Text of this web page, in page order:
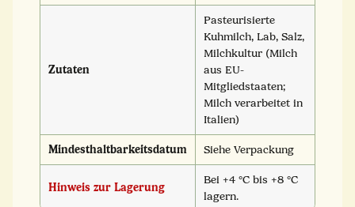
Zutaten
Pasteurisierte
Kuhmilch, Lab, Salz,
Milchkultur (Milch
aus EU-
Mitgliedstaaten;
Milch verarbeitet in
Italien)
Mindesthaltbarkeitsdatum Siehe Verpackung
Hinweis zur Lagerung
Bei +4 °C bis +8 °C
lagern.